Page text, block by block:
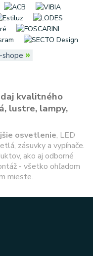
shope »
kvalitného
lustre, lampy,
osvetlenie, LED
zásuvky a vypínače.
ako aj odborné
- všetko ohľadom
mieste.